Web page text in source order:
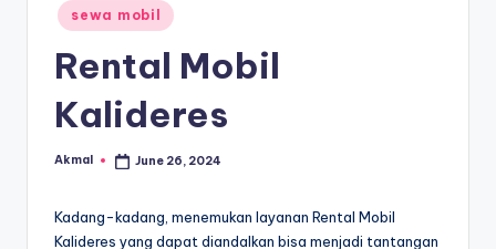
Posted
in
sewa mobil
Rental Mobil
Kalideres
Posted
Akmal June 26, 2024
Kadang-kadang, menemukan layanan Rental Mobil
Kalideres yang dapat diandalkan bisa menjadi tantangan